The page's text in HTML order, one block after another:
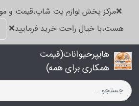
❌مرکز پخش لوازم پت شاپ،قیمت و
هست،با خیال راحت خرید فرمایید❌
هایپرحیوانات(قیمت
همکاری برای همه)